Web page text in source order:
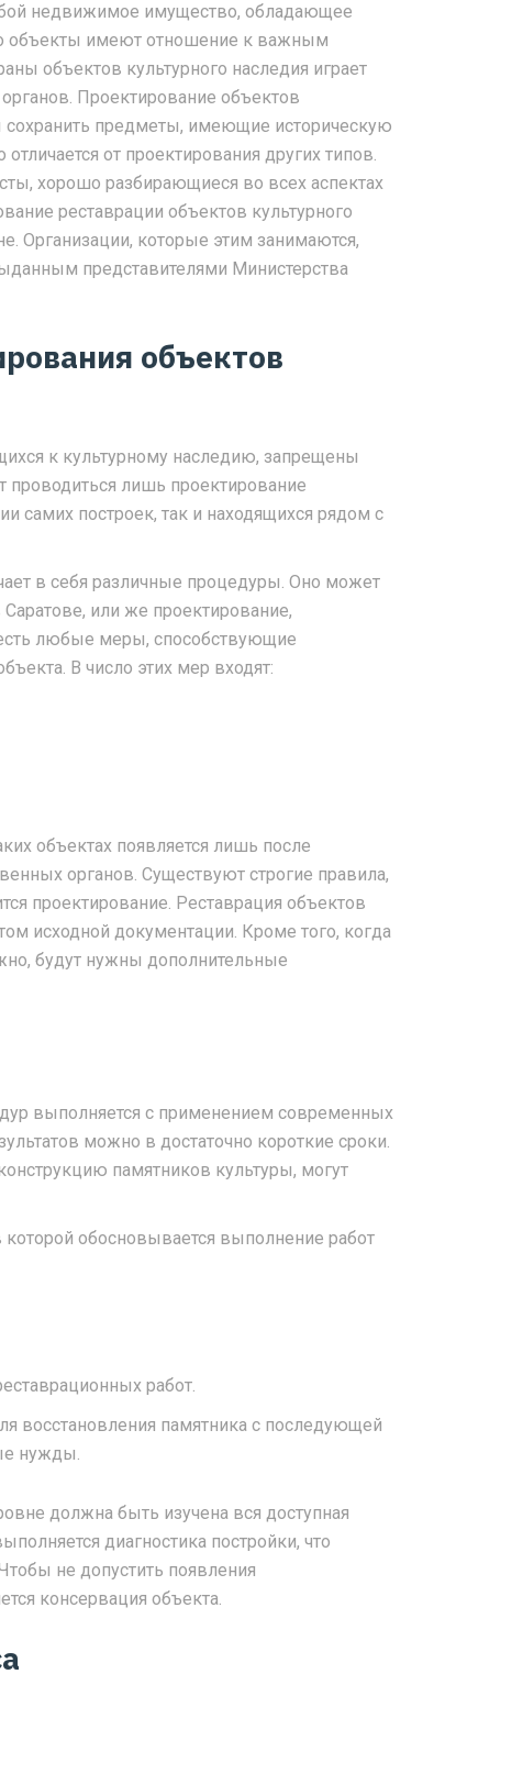
недвижимое имущество, обладающее
объекты имеют отношение к важным
объектов культурного наследия играет
Проектирование объектов
сохранить предметы, имеющие историческую
от проектирования других типов.
хорошо разбирающиеся во всех аспектах
реставрации объектов культурного
Организации, которые этим занимаются,
представителями Министерства
объектов
к культурному наследию, запрещены
лишь проектирование
самих построек, так и находящихся рядом с
в себя различные процедуры. Оно может
или же проектирование,
есть любые меры, способствующие
В число этих мер входят:
объектах появляется лишь после
органов. Существуют строгие правила,
проектирование. Реставрация объектов
исходной документации. Кроме того, когда
будут нужны дополнительные
выполняется с применением современных
можно в достаточно короткие сроки.
памятников культуры, могут
обосновывается выполнение работ
работ.
восстановления памятника с последующей
нужды.
должна быть изучена вся доступная
диагностика постройки, что
не допустить появления
консервация объекта.